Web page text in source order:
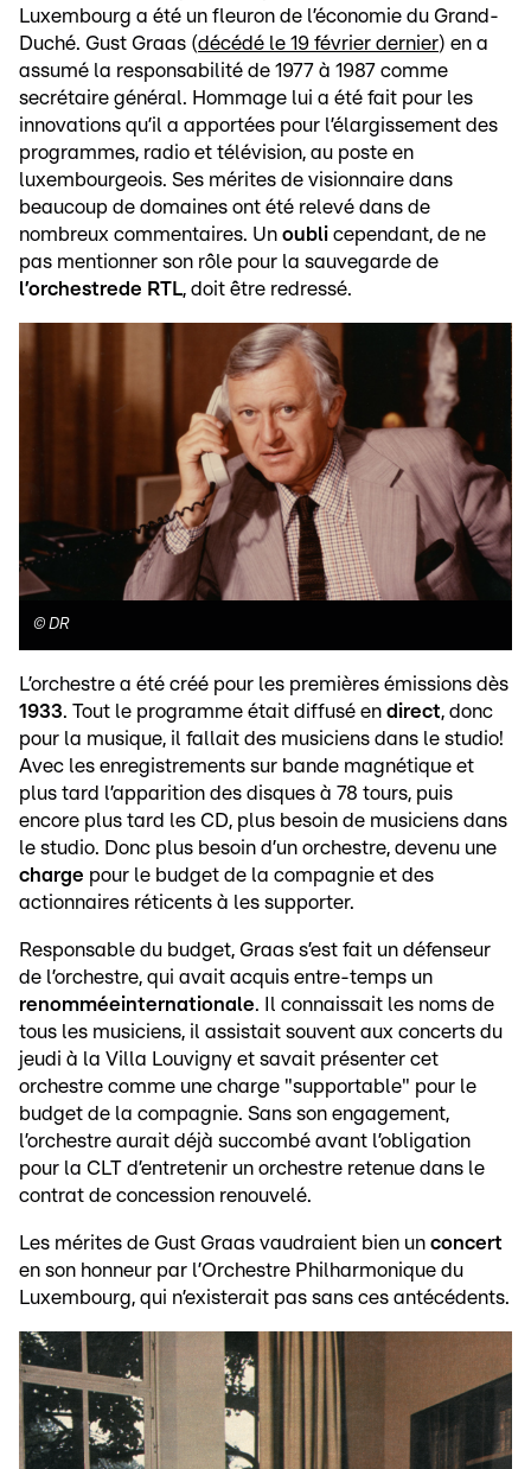
Luxembourg a été un fleuron de l’économie du Grand-
Duché. Gust Graas (décédé le 19 février dernier) en a
assumé la responsabilité de 1977 à 1987 comme
secrétaire général. Hommage lui a été fait pour les
innovations qu’il a apportées pour l’élargissement des
programmes, radio et télévision, au poste en
luxembourgeois. Ses mérites de visionnaire dans
beaucoup de domaines ont été relevé dans de
nombreux commentaires. Un oubli cependant, de ne
pas mentionner son rôle pour la sauvegarde de
l’orchestrede RTL, doit être redressé.
© DR
L’orchestre a été créé pour les premières émissions dès
1933. Tout le programme était diffusé en direct, donc
pour la musique, il fallait des musiciens dans le studio!
Avec les enregistrements sur bande magnétique et
plus tard l’apparition des disques à 78 tours, puis
encore plus tard les CD, plus besoin de musiciens dans
le studio. Donc plus besoin d’un orchestre, devenu une
charge pour le budget de la compagnie et des
actionnaires réticents à les supporter.
Responsable du budget, Graas s’est fait un défenseur
de l’orchestre, qui avait acquis entre-temps un
renomméeinternationale. Il connaissait les noms de
tous les musiciens, il assistait souvent aux concerts du
jeudi à la Villa Louvigny et savait présenter cet
orchestre comme une charge "supportable" pour le
budget de la compagnie. Sans son engagement,
l’orchestre aurait déjà succombé avant l’obligation
pour la CLT d’entretenir un orchestre retenue dans le
contrat de concession renouvelé.
Les mérites de Gust Graas vaudraient bien un concert
en son honneur par l’Orchestre Philharmonique du
Luxembourg, qui n’existerait pas sans ces antécédents.